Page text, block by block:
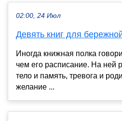
02:00, 24 Июл
Девять книг для
Иногда книжная полка
чем его расписание. На ней
тело и память, тревога и
желание ...